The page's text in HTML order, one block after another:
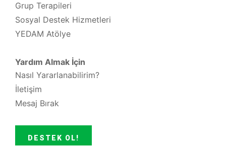
Grup Terapileri
Sosyal Destek Hizmetleri
YEDAM Atölye
Yardım Almak İçin
Nasıl Yararlanabilirim?
İletişim
Mesaj Bırak
DESTEK OL!